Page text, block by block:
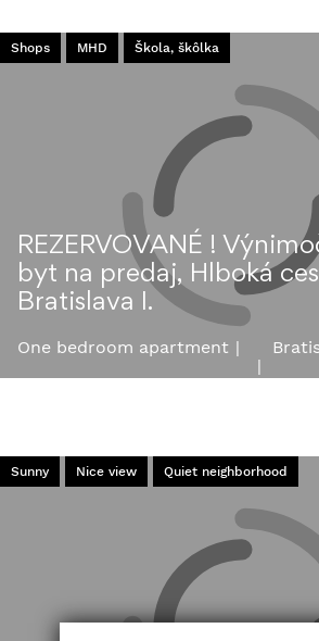
Shops MHD Škola, škôlka
REZERVOVANÉ !
byt na predaj, Hlboká
Bratislava I.
One bedroom apartment
Sunny Nice view Quiet neighborhood